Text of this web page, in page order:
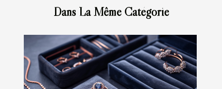
Dans La Même Catégorie